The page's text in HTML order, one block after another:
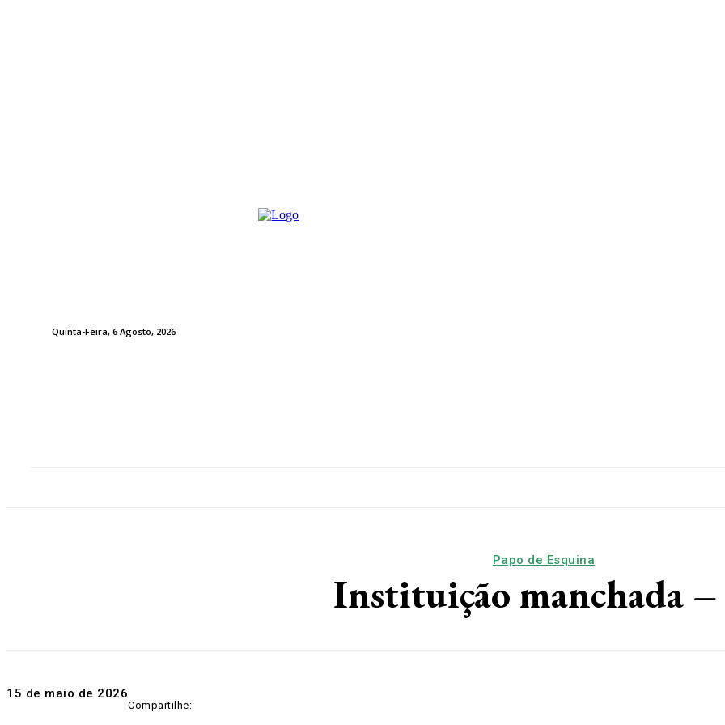
Quinta-Feira, 6 Agosto, 2026
Papo de Esquina
Instituição manchada
15 de maio de 2026
Compartilhe: